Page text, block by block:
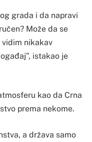
grada i da napravi
Može da se
vidim nikakav
istakao je
kao da Crna
prema nekome.
a država samo